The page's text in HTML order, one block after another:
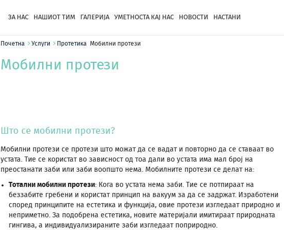
ЗА НАС НАШИОТ ТИМ ГАЛЕРИЈА УМЕТНОСТА КАЈ НАС НОВОСТИ НАСТАНИ
Почетна Услуги Протетика Мобилни протези
Мобилни протези
Што се мобилни протези?
Мобилни протези се протези што можат да се вадат и повторно да се ставаат во
устата. Тие се користат во зависност од тоа дали во устата има мал број на
преостанати заби или заби воопшто нема. Мобилните протези се делат на:
Тотални мобилни протези: Кога во устата нема заби. Тие се потпираат на
беззабите гребени и користат принцип на вакуум за да се задржат. Изработени
според принципите на естетика и функција, овие протези изгледаат природно и
неприметно. За подобрена естетика, новите материјали имитираат природната
гингива, а индивидуализираните заби изгледаат поприродно.